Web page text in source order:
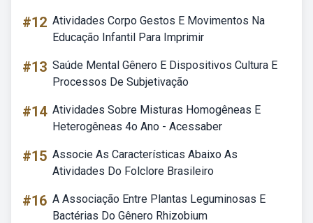
#12 Atividades Corpo Gestos E Movimentos Na
Educação Infantil Para Imprimir
#13 Saúde Mental Gênero E Dispositivos Cultura E
Processos De Subjetivação
#14 Atividades Sobre Misturas Homogêneas E
Heterogêneas 4o Ano - Acessaber
#15 Associe As Características Abaixo As
Atividades Do Folclore Brasileiro
#16 A Associação Entre Plantas Leguminosas E
Bactérias Do Gênero Rhizobium